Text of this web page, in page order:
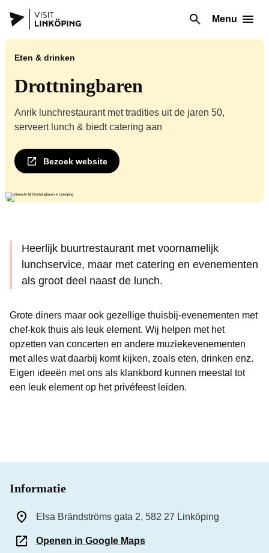
Menu
Eten & drinken
Drottningbaren
Anrik lunchrestaurant met tradities uit de jaren 50,
serveert lunch & biedt catering aan
Bezoek website
Heerlijk buurtrestaurant met voornamelijk
lunchservice, maar met catering en evenementen
als groot deel naast de lunch.
Grote diners maar ook gezellige thuisbij-evenementen met
chef-kok thuis als leuk element. Wij helpen met het
opzetten van concerten en andere muziekevenementen
met alles wat daarbij komt kijken, zoals eten, drinken enz.
Eigen ideeën met ons als klankbord kunnen meestal tot
een leuk element op het privéfeest leiden.
Informatie
Elsa Brändströms gata 2, 582 27 Linköping
Openen in Google Maps